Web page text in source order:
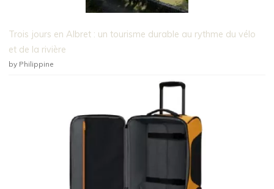
Trois jours en Albret : un tourisme durable au rythme du vélo
et de la rivière
by Philippine